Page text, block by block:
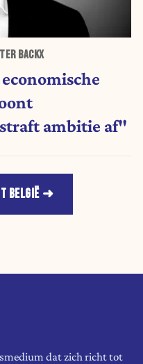
BACKX
ambitie af"
BELGIË
dat zich richt tot